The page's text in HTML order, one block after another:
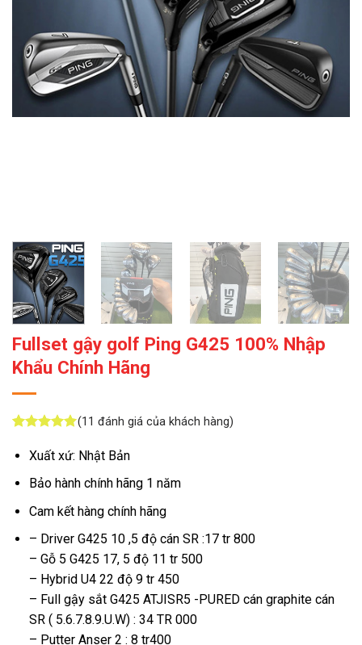
Fullset gậy golf Ping G425 100% Nhập
Khẩu Chính Hãng
dựa trên
(11 đánh giá của khách hàng)
Xuất xứ: Nhật Bản
Bảo hành chính hãng 1 năm
Cam kết hàng chính hãng
– Driver G425 10 ,5 độ cán SR :17 tr 800
– Gỗ 5 G425 17, 5 độ 11 tr 500
– Hybrid U4 22 độ 9 tr 450
– Full gậy sắt G425 ATJISR5 -PURED cán graphite cán
SR ( 5.6.7.8.9.U.W) : 34 TR 000
– Putter Anser 2 : 8 tr400